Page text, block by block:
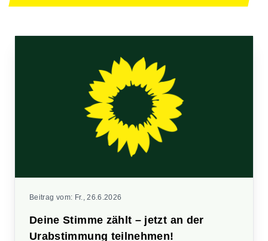
Beitrag vom: Fr., 26.6.2026
Deine Stimme zählt – jetzt an der
Urabstimmung teilnehmen!